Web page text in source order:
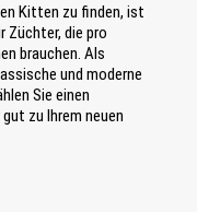
Kitten zu finden, ist
die pro
brauchen. Als
und moderne
Sie einen
zu Ihrem neuen